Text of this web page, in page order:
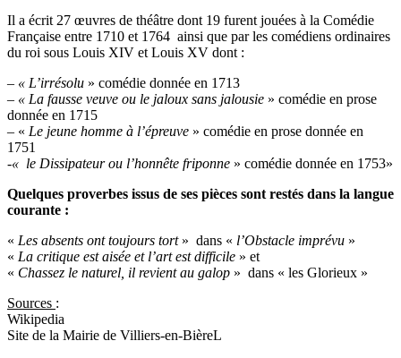
Il a écrit 27 œuvres de théâtre dont 19 furent jouées à la Comédie
Française entre 1710 et 1764 ainsi que par les comédiens ordinaires
du roi sous Louis XIV et Louis XV dont :
– « L’irrésolu » comédie donnée en 1713
– « La fausse veuve ou le jaloux sans jalousie » comédie en prose
donnée en 1715
– « Le jeune homme à l’épreuve » comédie en prose donnée en
1751
-« le Dissipateur ou l’honnête friponne » comédie donnée en 1753»
Quelques proverbes issus de ses pièces sont restés dans la langue
courante :
« Les absents ont toujours tort» dans « l’Obstacle imprévu »
« La critique est aisée et l’art est difficile » et
« Chassez le naturel, il revient au galop » dans « les Glorieux »
Sources :
Wikipedia
Site de la Mairie de Villiers-en-BièreL